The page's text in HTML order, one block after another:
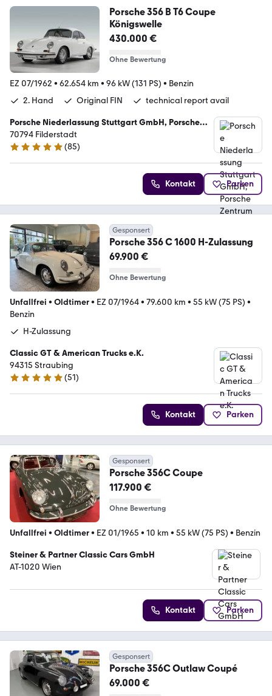
Porsche 356 B T6 Coupe
Königswelle
430.000 €
Ohne Bewertung
EZ 07/1962 • 62.654 km • 96 kW (131 PS) • Benzin
2. Hand
Original FIN technical report avail
Porsche Niederlassung Stuttgart GmbH, Porsche
Zentrum Stuttgart-Flughafen
70794 Filderstadt
5 Sterne
(85)
Kontakt Parken
Gesponsert
Porsche 356 C 1600 H-Zulassung
69.900 €
Ohne Bewertung
Unfallfrei • Oldtimer• EZ 07/1964• 79.600 km • 55 kW (75 PS) •
Benzin
H-Zulassung
Classic GT & American Trucks e.K.
94315 Straubing
5 Sterne
(51)
Kontakt Parken
Gesponsert
Porsche 356C Coupe
117.900 €
Ohne Bewertung
Unfallfrei • Oldtimer• EZ 01/1965 • 10 km • 55 kW (75 PS) • Benzin
Steiner & Partner Classic Cars GmbH
AT-1020 Wien
Kontakt Parken
Gesponsert
Porsche 356C Outlaw Coupé
69.000 €